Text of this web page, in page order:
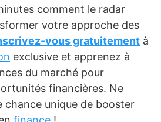
comment le radar
votre approche des
vous gratuitement à
exclusive et apprenez à
du marché pour
financières. Ne
chance unique de booster